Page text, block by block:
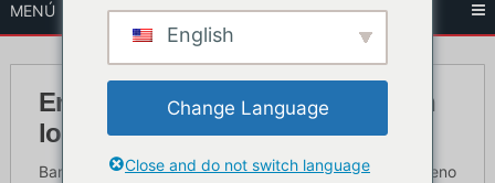
MENÚ
Encontrar una novia tailandesa en
los clubes nocturnos de Bangkok
Bangkok tiene un poco de mala reputación por estar lleno
English
Change Language
Close and do not switch language